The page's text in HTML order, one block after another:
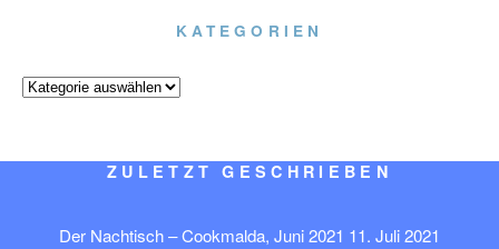
KATEGORIEN
Kategorien
ZULETZT GESCHRIEBEN
Der Nachtisch – Cookmalda, Juni 2021 11. Juli 2021